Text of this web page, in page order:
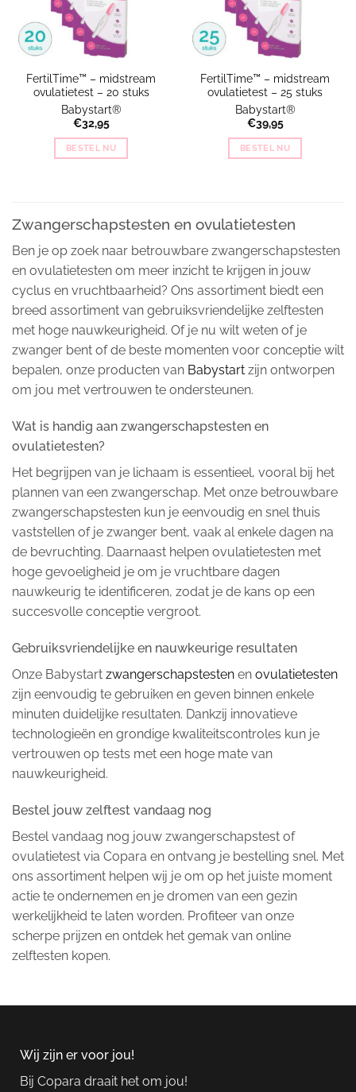
FertilTime™ – midstream
ovulatietest – 20 stuks
Babystart®
€32,95
BESTEL NU
FertilTime™ – midstream
ovulatietest – 25 stuks
Babystart®
€39,95
BESTEL NU
Zwangerschapstesten en ovulatietesten
Ben je op zoek naar betrouwbare zwangerschapstesten
en ovulatietesten om meer inzicht te krijgen in jouw
cyclus en vruchtbaarheid? Ons assortiment biedt een
breed assortiment van gebruiksvriendelijke zelftesten
met hoge nauwkeurigheid. Of je nu wilt weten of je
zwanger bent of de beste momenten voor conceptie wilt
bepalen, onze producten van Babystart zijn ontworpen
om jou met vertrouwen te ondersteunen.
Wat is handig aan zwangerschapstesten en
ovulatietesten?
Het begrijpen van je lichaam is essentieel, vooral bij het
plannen van een zwangerschap. Met onze betrouwbare
zwangerschapstesten kun je eenvoudig en snel thuis
vaststellen of je zwanger bent, vaak al enkele dagen na
de bevruchting. Daarnaast helpen ovulatietesten met
hoge gevoeligheid je om je vruchtbare dagen
nauwkeurig te identificeren, zodat je de kans op een
succesvolle conceptie vergroot.
Gebruiksvriendelijke en nauwkeurige resultaten
Onze Babystart zwangerschapstesten en ovulatietesten
zijn eenvoudig te gebruiken en geven binnen enkele
minuten duidelijke resultaten. Dankzij innovatieve
technologieën en grondige kwaliteitscontroles kun je
vertrouwen op tests met een hoge mate van
nauwkeurigheid.
Bestel jouw zelftest vandaag nog
Bestel vandaag nog jouw zwangerschapstest of
ovulatietest via Copara en ontvang je bestelling snel. Met
ons assortiment helpen wij je om op het juiste moment
actie te ondernemen en je dromen van een gezin
werkelijkheid te laten worden. Profiteer van onze
scherpe prijzen en ontdek het gemak van online
zelftesten kopen.
Wij zijn er voor jou!
Bij Copara draait het om jou!